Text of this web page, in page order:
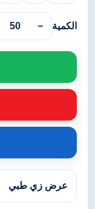
الكمية −
50
عرض زي طبي